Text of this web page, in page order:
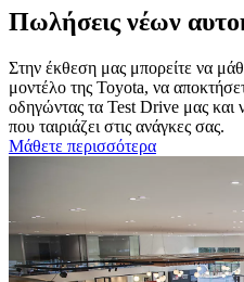
Πωλήσεις νέων
Στην έκθεση μας μπορείτε να
μοντέλο της Toyota, να
οδηγώντας τα Test Drive μας και
που ταιριάζει στις ανάγκες σας.
Μάθετε περισσότερα